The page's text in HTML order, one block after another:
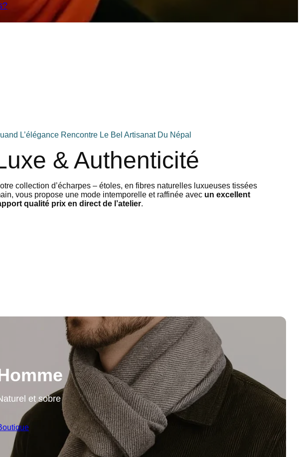
L’élégance Rencontre Le Bel Artisanat Du Népal
& Authenticité
collection d’écharpes – étoles, en fibres naturelles luxueuses tissées
vous propose une mode intemporelle et raffinée avec un excellent
qualité prix en direct de l’atelier.
et sobre